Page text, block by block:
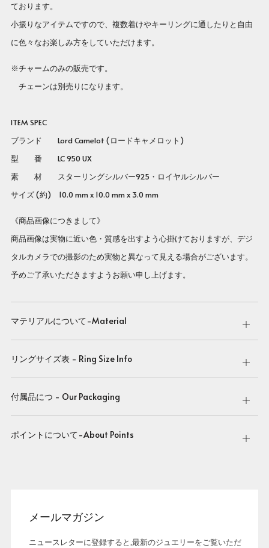
ております。
小振りなアイテムですので、複数着けやキーリングに通したりと自由
に色々なお楽しみ方をしていただけます。
※チャームのみの販売です。
チェーンは別売りになります。
ITEM SPEC
ブランド Lord Camelot (ロードキャメロット)
型 番 LC 950 UX
素 材 スターリングシルバー925・ロイヤルシルバー
サイズ (約) 10.0 mm x 10.0 mm x 3.0 mm
《商品画像につきまして》
商品画像は実物に近い色・質感を出すよう心掛けておりますが、デジ
タルカメラでの撮影のため実物と異なって見える場合がございます。
予めご了承いただきますようお願い申し上げます。
マテリアルについて-Material
Open
tab
リングサイズ表 - Ring Size Info
Open
tab
付属品につ - Our Packaging
Open
tab
ポイントについて-About Points
Open
メールマガジン
ニュースレターに登録すると,最新のジュエリーをご覧いただ